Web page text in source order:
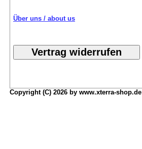
Über uns / about us
Copyright (C) 2026 by www.xterra-shop.de